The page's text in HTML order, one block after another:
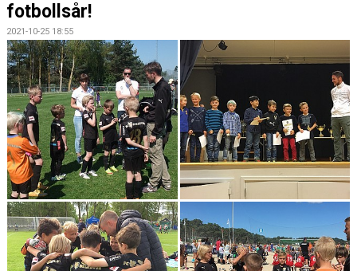
GRUNDARNA
KONTAKT
KALENDER
BILDGALLERI
DOKUMENT
VÅRA LAG
MEDLEMSKAP
KLÄDBESTÄLLNING
fotbollsår!
2021-10-25 18:55